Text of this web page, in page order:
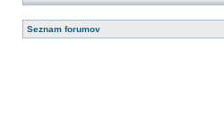
Seznam forumov